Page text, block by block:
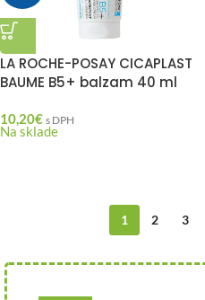
LA ROCHE-POSAY CICAPLAST
BAUME B5+ balzam 40 ml
10,20€ s DPH
Na sklade
1 2 3